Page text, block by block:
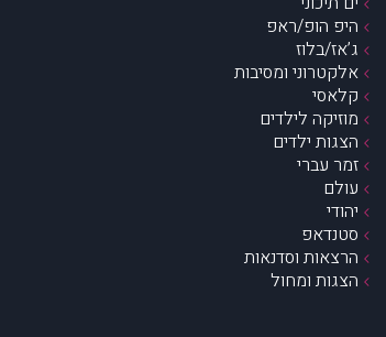
היפ הופ/ראפ
ג’אז/בלוז
אלקטרוני ומסיבות
קלאסי
מוזיקה לילדים
הצגות ילדים
זמר עברי
עולם
יהודי
סטנדאפ
הרצאות וסדנאות
הצגות ומחול